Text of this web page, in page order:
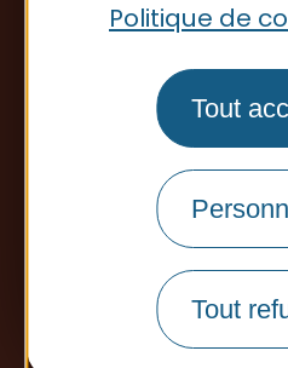
Politique de
Tout
Tout